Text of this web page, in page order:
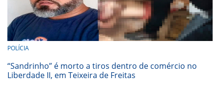
POLÍCIA
“Sandrinho” é morto a tiros dentro de comércio no
Liberdade II, em Teixeira de Freitas